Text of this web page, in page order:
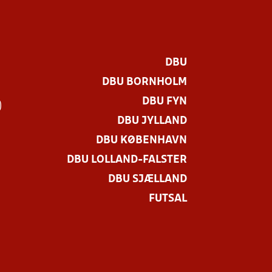
DBU
DBU BORNHOLM
DBU FYN
DBU JYLLAND
DBU KØBENHAVN
DBU LOLLAND-FALSTER
DBU SJÆLLAND
FUTSAL